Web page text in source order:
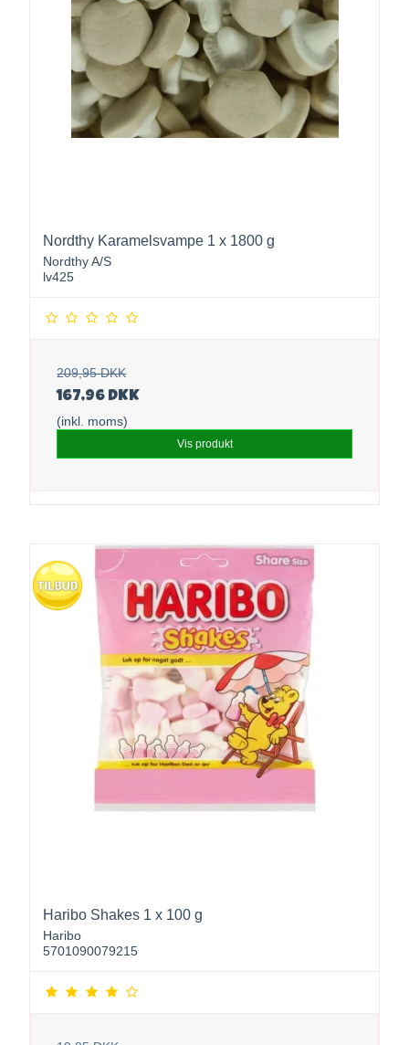
Nordthy Karamelsvampe 1 x 1800 g
Nordthy A/S
lv425
209,95 DKK
167,96 DKK
(inkl. moms)
Vis produkt
Haribo Shakes 1 x 100 g
Haribo
5701090079215